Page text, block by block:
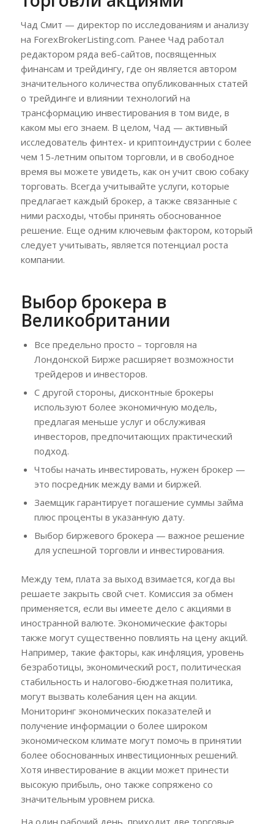
Чад Смит — директор по исследованиям и анализу
на ForexBrokerListing.com. Ранее Чад работал
редактором ряда веб-сайтов, посвященных
финансам и трейдингу, где он является автором
значительного количества опубликованных статей
о трейдинге и влиянии технологий на
трансформацию инвестирования в том виде, в
каком мы его знаем. В целом, Чад — активный
исследователь финтех- и криптоиндустрии с более
чем 15-летним опытом торговли, и в свободное
время вы можете увидеть, как он учит свою собаку
торговать. Всегда учитывайте услуги, которые
предлагает каждый брокер, а также связанные с
ними расходы, чтобы принять обоснованное
решение. Еще одним ключевым фактором, который
следует учитывать, является потенциал роста
компании.
Выбор брокера в
Великобритании
Все предельно просто – торговля на
Лондонской Бирже расширяет возможности
трейдеров и инвесторов.
С другой стороны, дисконтные брокеры
используют более экономичную модель,
предлагая меньше услуг и обслуживая
инвесторов, предпочитающих практический
подход.
Чтобы начать инвестировать, нужен брокер —
это посредник между вами и биржей.
Заемщик гарантирует погашение суммы займа
плюс проценты в указанную дату.
Выбор биржевого брокера — важное решение
для успешной торговли и инвестирования.
Между тем, плата за выход взимается, когда вы
решаете закрыть свой счет. Комиссия за обмен
применяется, если вы имеете дело с акциями в
иностранной валюте. Экономические факторы
также могут существенно повлиять на цену акций.
Например, такие факторы, как инфляция, уровень
безработицы, экономический рост, политическая
стабильность и налогово-бюджетная политика,
могут вызвать колебания цен на акции.
Мониторинг экономических показателей и
получение информации о более широком
экономическом климате могут помочь в принятии
более обоснованных инвестиционных решений.
Хотя инвестирование в акции может принести
высокую прибыль, оно также сопряжено со
значительным уровнем риска.
На один рабочий день, приходит две торговые